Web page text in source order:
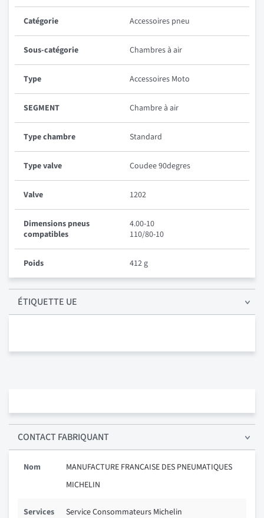
Catégorie Accessoires pneu
Sous-catégorie Chambres à air
Type Accessoires Moto
SEGMENT Chambre à air
Type chambre Standard
Type valve Coudee 90degres
Valve 1202
Dimensions pneus
compatibles
4.00-10
110/80-10
Poids 412 g
ÉTIQUETTE UE
CONTACT FABRIQUANT
Nom
MANUFACTURE FRANCAISE DES PNEUMATIQUES
MICHELIN
Services Service Consommateurs Michelin